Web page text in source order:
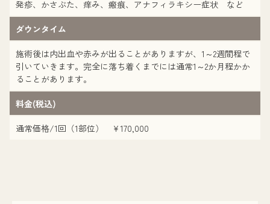
発疹、かさぶた、痒み、瘢痕、アナフィラキシー症状 など
ダウンタイム
施術後は内出血や赤みが出ることがありますが、1～2週間程で
引いていきます。完全に落ち着くまでには通常1～2か月程かか
ることがあります。
料金(税込)
通常価格/1回（1部位） ¥170,000